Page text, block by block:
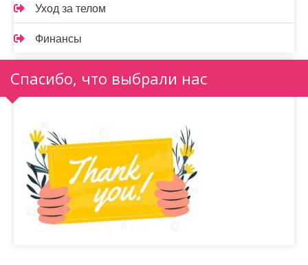
Уход за телом
Финансы
Спасибо, что выбрали нас